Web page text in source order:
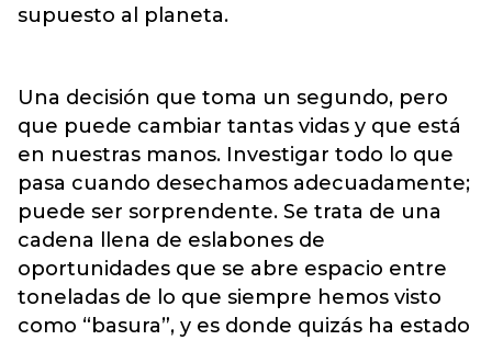
supuesto al planeta.
Una decisión que toma un segundo, pero
que puede cambiar tantas vidas y que está
en nuestras manos. Investigar todo lo que
pasa cuando desechamos adecuadamente;
puede ser sorprendente. Se trata de una
cadena llena de eslabones de
oportunidades que se abre espacio entre
toneladas de lo que siempre hemos visto
como “basura”, y es donde quizás ha estado